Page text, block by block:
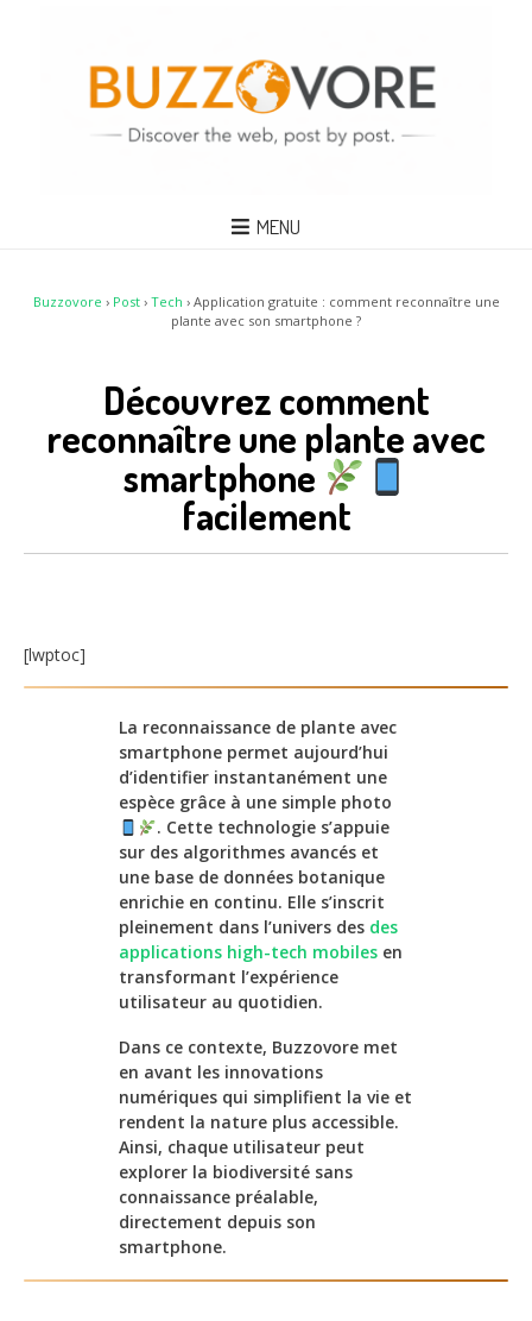
MENU
Buzzovore › Post› Tech › Application gratuite : comment reconnaître une
plante avec son smartphone ?
Découvrez comment
reconnaître une plante avec
smartphone
facilement
[lwptoc]
La reconnaissance de plante avec
smartphone permet aujourd’hui
d’identifier instantanément une
espèce grâce à une simple photo
. Cette technologie s’appuie
sur des algorithmes avancés et
une base de données botanique
enrichie en continu. Elle s’inscrit
pleinement dans l’univers des des
applications high-tech mobiles en
transformant l’expérience
utilisateur au quotidien.
Dans ce contexte, Buzzovore met
en avant les innovations
numériques qui simplifient la vie et
rendent la nature plus accessible.
Ainsi, chaque utilisateur peut
explorer la biodiversité sans
connaissance préalable,
directement depuis son
smartphone.